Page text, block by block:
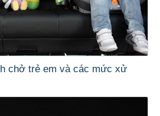
chở trẻ em và các mức xử